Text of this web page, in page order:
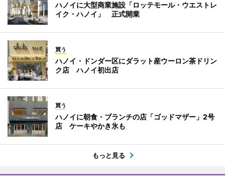
ハノイに大型商業施設「ロッテモール・ウエストレ
イク・ハノイ」 正式開業
買う
ハノイ・ドンダー区にダラット産ウーロン茶ドリン
ク店 ハノイ初出店
買う
ハノイに朝食・ブランチの店「ゴッドマザー」2号
店 ケーキやかき氷も
もっと見る